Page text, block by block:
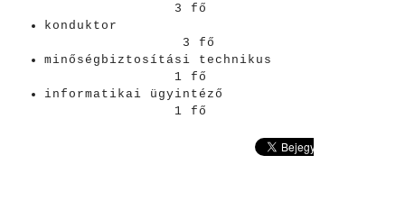
3 fő
konduktor
3 fő
minőségbiztosítási technikus
1 fő
informatikai ügyintéző
1 fő